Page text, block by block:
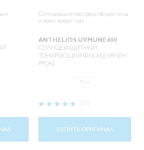
Солнцезащитное средство для лица
и кожи вокруг глаз
ANTHELIOS UVMUNE400
СОЛНЦЕЗАЩИТНЫЙ
ТОНИРУЮЩИЙ ФЛЮИД SPF50+/
PPD42
Рейтинг:
(57)
КУПИТЬ ОРИГИНАЛ